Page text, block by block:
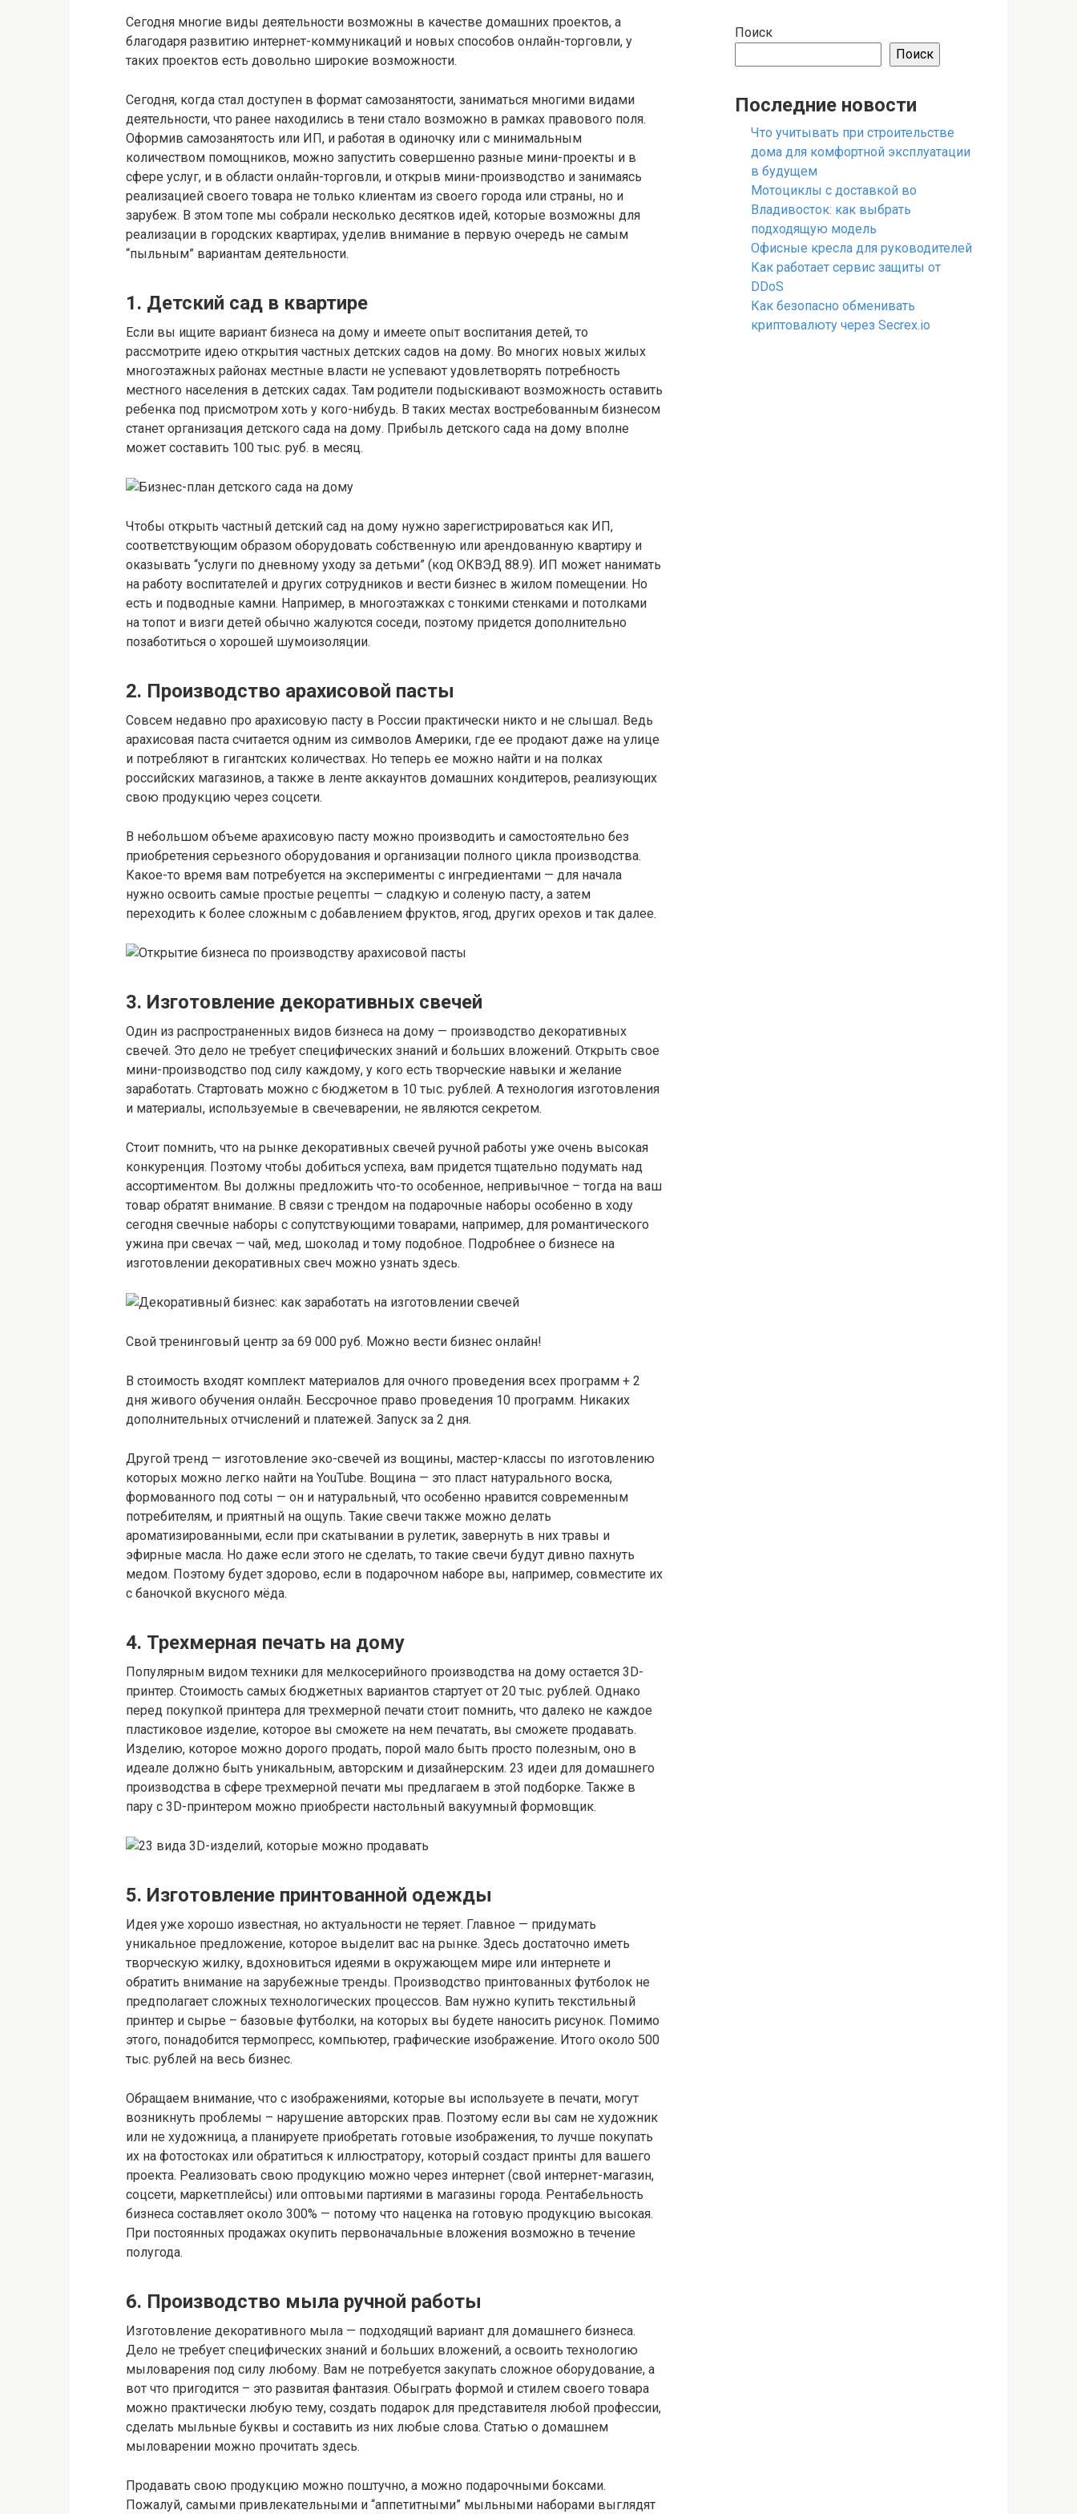
Сегодня многие виды деятельности возможны в качестве домашних проектов, а
благодаря развитию интернет-коммуникаций и новых способов онлайн-торговли, у
таких проектов есть довольно широкие возможности.
Сегодня, когда стал доступен в формат самозанятости, заниматься многими видами
деятельности, что ранее находились в тени стало возможно в рамках правового поля.
Оформив самозанятость или ИП, и работая в одиночку или с минимальным
количеством помощников, можно запустить совершенно разные мини-проекты и в
сфере услуг, и в области онлайн-торговли, и открыв мини-производство и занимаясь
реализацией своего товара не только клиентам из своего города или страны, но и
зарубеж. В этом топе мы собрали несколько десятков идей, которые возможны для
реализации в городских квартирах, уделив внимание в первую очередь не самым
“пыльным” вариантам деятельности.
1. Детский сад в квартире
Если вы ищите вариант бизнеса на дому и имеете опыт воспитания детей, то
рассмотрите идею открытия частных детских садов на дому. Во многих новых жилых
многоэтажных районах местные власти не успевают удовлетворять потребность
местного населения в детских садах. Там родители подыскивают возможность оставить
ребенка под присмотром хоть у кого-нибудь. В таких местах востребованным бизнесом
станет организация детского сада на дому. Прибыль детского сада на дому вполне
может составить 100 тыс. руб. в месяц.
Чтобы открыть частный детский сад на дому нужно зарегистрироваться как ИП,
соответствующим образом оборудовать собственную или арендованную квартиру и
оказывать “услуги по дневному уходу за детьми” (код ОКВЭД 88.9). ИП может нанимать
на работу воспитателей и других сотрудников и вести бизнес в жилом помещении. Но
есть и подводные камни. Например, в многоэтажках с тонкими стенками и потолками
на топот и визги детей обычно жалуются соседи, поэтому придется дополнительно
позаботиться о хорошей шумоизоляции.
2. Производство арахисовой пасты
Совсем недавно про арахисовую пасту в России практически никто и не слышал. Ведь
арахисовая паста считается одним из символов Америки, где ее продают даже на улице
и потребляют в гигантских количествах. Но теперь ее можно найти и на полках
российских магазинов, а также в ленте аккаунтов домашних кондитеров, реализующих
свою продукцию через соцсети.
В небольшом объеме арахисовую пасту можно производить и самостоятельно без
приобретения серьезного оборудования и организации полного цикла производства.
Какое-то время вам потребуется на эксперименты с ингредиентами — для начала
нужно освоить самые простые рецепты — сладкую и соленую пасту, а затем
переходить к более сложным с добавлением фруктов, ягод, других орехов и так далее.
3. Изготовление декоративных свечей
Один из распространенных видов бизнеса на дому — производство декоративных
свечей. Это дело не требует специфических знаний и больших вложений. Открыть свое
мини-производство под силу каждому, у кого есть творческие навыки и желание
заработать. Стартовать можно с бюджетом в 10 тыс. рублей. А технология изготовления
и материалы, используемые в свечеварении, не являются секретом.
Стоит помнить, что на рынке декоративных свечей ручной работы уже очень высокая
конкуренция. Поэтому чтобы добиться успеха, вам придется тщательно подумать над
ассортиментом. Вы должны предложить что-то особенное, непривычное – тогда на ваш
товар обратят внимание. В связи с трендом на подарочные наборы особенно в ходу
сегодня свечные наборы с сопутствующими товарами, например, для романтического
ужина при свечах — чай, мед, шоколад и тому подобное. Подробнее о бизнесе на
изготовлении декоративных свеч можно узнать здесь.
Свой тренинговый центр за 69 000 руб. Можно вести бизнес онлайн!
В стоимость входят комплект материалов для очного проведения всех программ + 2
дня живого обучения онлайн. Бессрочное право проведения 10 программ. Никаких
дополнительных отчислений и платежей. Запуск за 2 дня.
Другой тренд — изготовление эко-свечей из вощины, мастер-классы по изготовлению
которых можно легко найти на YouTube. Вощина — это пласт натурального воска,
формованного под соты — он и натуральный, что особенно нравится современным
потребителям, и приятный на ощупь. Такие свечи также можно делать
ароматизированными, если при скатывании в рулетик, завернуть в них травы и
эфирные масла. Но даже если этого не сделать, то такие свечи будут дивно пахнуть
медом. Поэтому будет здорово, если в подарочном наборе вы, например, совместите их
с баночкой вкусного мёда.
4. Трехмерная печать на дому
Популярным видом техники для мелкосерийного производства на дому остается 3D-
принтер. Стоимость самых бюджетных вариантов стартует от 20 тыс. рублей. Однако
перед покупкой принтера для трехмерной печати стоит помнить, что далеко не каждое
пластиковое изделие, которое вы сможете на нем печатать, вы сможете продавать.
Изделию, которое можно дорого продать, порой мало быть просто полезным, оно в
идеале должно быть уникальным, авторским и дизайнерским. 23 идеи для домашнего
производства в сфере трехмерной печати мы предлагаем в этой подборке. Также в
пару с 3D-принтером можно приобрести настольный вакуумный формовщик.
5. Изготовление принтованной одежды
Идея уже хорошо известная, но актуальности не теряет. Главное — придумать
уникальное предложение, которое выделит вас на рынке. Здесь достаточно иметь
творческую жилку, вдохновиться идеями в окружающем мире или интернете и
обратить внимание на зарубежные тренды. Производство принтованных футболок не
предполагает сложных технологических процессов. Вам нужно купить текстильный
принтер и сырье – базовые футболки, на которых вы будете наносить рисунок. Помимо
этого, понадобится термопресс, компьютер, графические изображение. Итого около 500
тыс. рублей на весь бизнес.
Обращаем внимание, что с изображениями, которые вы используете в печати, могут
возникнуть проблемы – нарушение авторских прав. Поэтому если вы сам не художник
или не художница, а планируете приобретать готовые изображения, то лучше покупать
их на фотостоках или обратиться к иллюстратору, который создаст принты для вашего
проекта. Реализовать свою продукцию можно через интернет (свой интернет-магазин,
соцсети, маркетплейсы) или оптовыми партиями в магазины города. Рентабельность
бизнеса составляет около 300% — потому что наценка на готовую продукцию высокая.
При постоянных продажах окупить первоначальные вложения возможно в течение
полугода.
6. Производство мыла ручной работы
Изготовление декоративного мыла — подходящий вариант для домашнего бизнеса.
Дело не требует специфических знаний и больших вложений, а освоить технологию
мыловарения под силу любому. Вам не потребуется закупать сложное оборудование, а
вот что пригодится – это развитая фантазия. Обыграть формой и стилем своего товара
можно практически любую тему, создать подарок для представителя любой профессии,
сделать мыльные буквы и составить из них любые слова. Статью о домашнем
мыловарении можно прочитать здесь.
Продавать свою продукцию можно поштучно, а можно подарочными боксами.
Пожалуй, самыми привлекательными и “аппетитными” мыльными наборами выглядят
Поиск
Поиск
Последние новости
Что учитывать при строительстве
дома для комфортной эксплуатации
в будущем
Мотоциклы с доставкой во
Владивосток: как выбрать
подходящую модель
Офисные кресла для руководителей
Как работает сервис защиты от
DDoS
Как безопасно обменивать
криптовалюту через Secrex.io